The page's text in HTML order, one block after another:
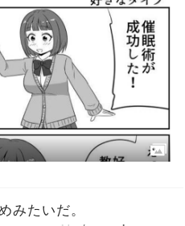
みたいだ。